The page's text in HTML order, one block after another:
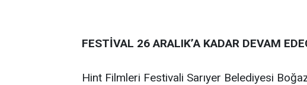
FESTİVAL 26 ARALIK’A KADAR DEVAM
Hint Filmleri Festivali Sarıyer Belediyesi